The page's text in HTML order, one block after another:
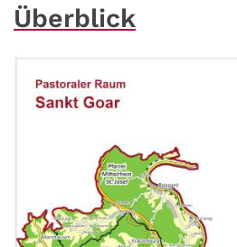
Überblick